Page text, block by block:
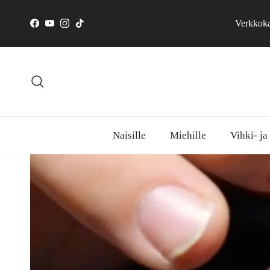
Facebook
YouTube
Instagram
TikTok
Naisille Miehille Vihki- ja